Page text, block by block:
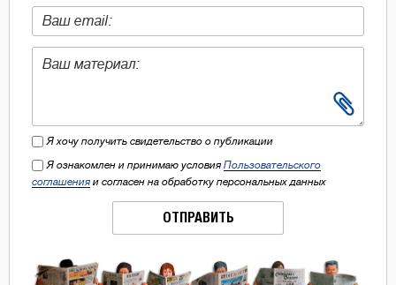
Я хочу получить свидетельство о публикации
Я ознакомлен и принимаю условия Пользовательского
соглашения и согласен на обработку персональных данных
ОТПРАВИТЬ